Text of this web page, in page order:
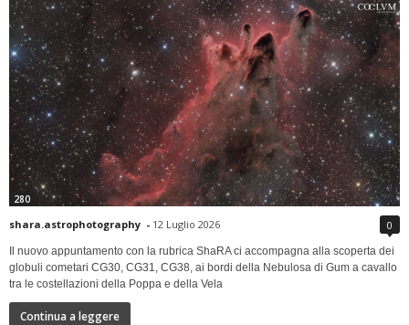
280
shara.astrophotography - 12 Luglio 2026 0
Il nuovo appuntamento con la rubrica ShaRA ci accompagna alla scoperta dei
globuli cometari CG30, CG31, CG38, ai bordi della Nebulosa di Gum a cavallo
tra le costellazioni della Poppa e della Vela
Continua a leggere